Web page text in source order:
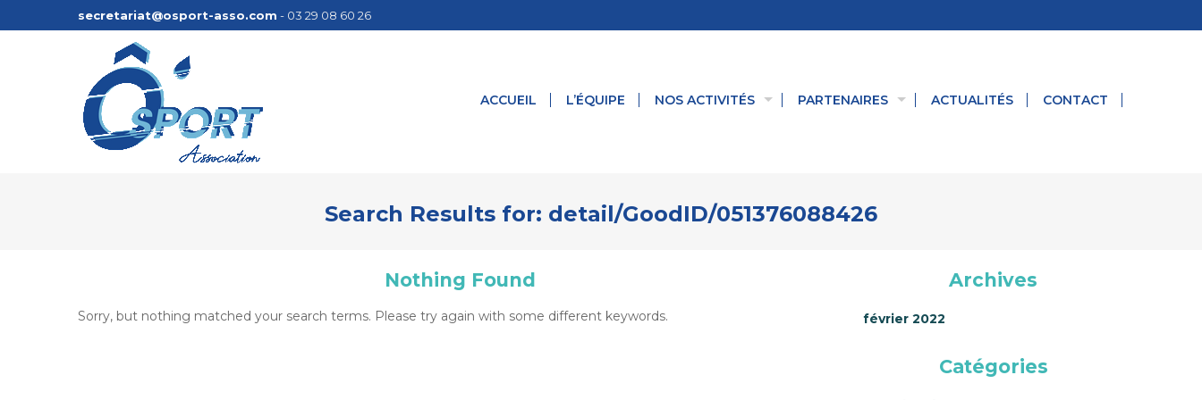
secretariat@osport-asso.com - 03 29 08 60 26
ACCUEIL L’ÉQUIPE NOS ACTIVITÉS PARTENAIRES ACTUALITÉS CONTACT
Search Results for: detail/GoodID/051376088426
Nothing Found
Sorry, but nothing matched your search terms. Please try again with some different keywords.
Archives
février 2022
Catégories